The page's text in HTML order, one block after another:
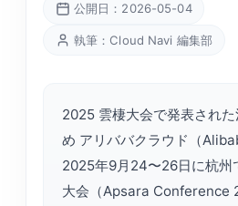
公開日：2026-05-04
執筆：Cloud Navi 編集部
2025 雲棲大会で発表され
め アリババクラウド（
2025年9月24〜26日に杭州
大会（Apsara Conference